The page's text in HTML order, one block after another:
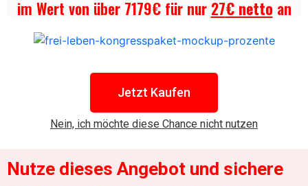
im Wert von über 7179€ für nur 27€ netto an
Jetzt Kaufen
Nein, ich möchte diese Chance nicht nutzen
Nutze dieses Angebot und sichere